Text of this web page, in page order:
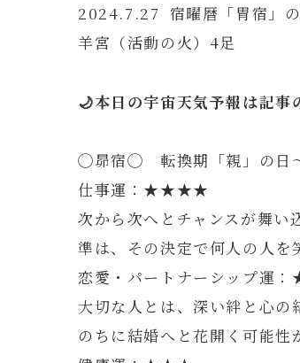
2024.7.27 宿曜暦「胃宿」
羊宮（活動の火）4足
🌙本日の宇宙天気予報は記事
◯昴宿◯ 転換期「親」の日
仕事運：★★★★
次から次へとチャンスが舞い
準は、その決定で何人の人を
恋愛・パートナーシップ
大切な人とは、深い絆と心の
のちに結婚へと花開く可能性